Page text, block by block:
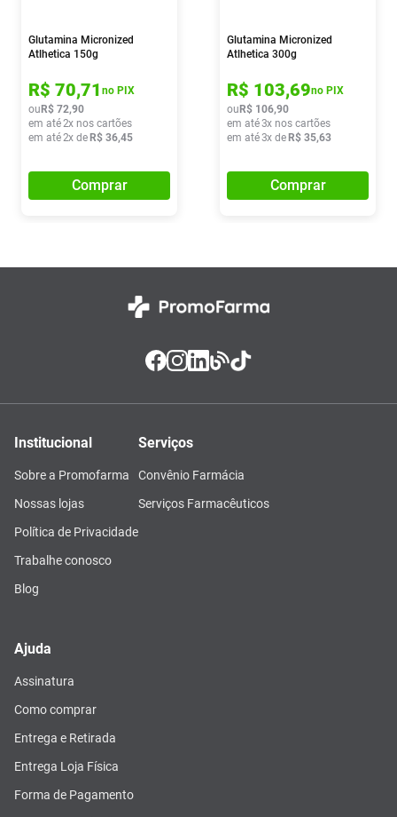
Glutamina Micronized
Atlhetica 150g
R$ 70,71 no PIX
ou R$ 72,90
em até2x nos cartões
em até2x de R$ 36,45
Comprar
Glutamina Micronized
Atlhetica 300g
R$ 103,69no PIX
ou R$ 106,90
em até3x nos cartões
em até3x de R$ 35,63
Comprar
Institucional
Sobre a Promofarma
Nossas lojas
Política de Privacidade
Trabalhe conosco
Blog
Serviços
Convênio Farmácia
Serviços Farmacêuticos
Ajuda
Assinatura
Como comprar
Entrega e Retirada
Entrega Loja Física
Forma de Pagamento